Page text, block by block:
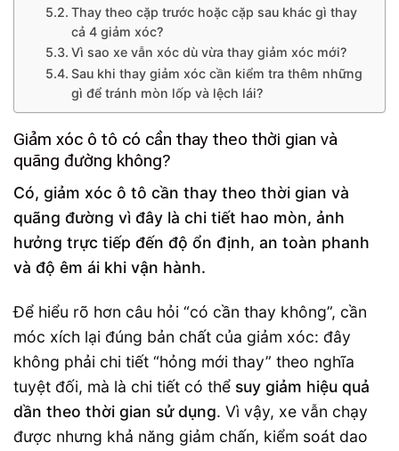
Thay theo cặp trước hoặc cặp sau khác gì thay
cả 4 giảm xóc?
Vì sao xe vẫn xóc dù vừa thay giảm xóc mới?
Sau khi thay giảm xóc cần kiểm tra thêm những
gì để tránh mòn lốp và lệch lái?
Giảm xóc ô tô có cần thay theo thời gian và
quãng đường không?
Có, giảm xóc ô tô cần thay theo thời gian và
quãng đường vì đây là chi tiết hao mòn, ảnh
hưởng trực tiếp đến độ ổn định, an toàn phanh
và độ êm ái khi vận hành.
Để hiểu rõ hơn câu hỏi “có cần thay không”, cần
móc xích lại đúng bản chất của giảm xóc: đây
không phải chi tiết “hỏng mới thay” theo nghĩa
tuyệt đối, mà là chi tiết có thể suy giảm hiệu quả
dần theo thời gian sử dụng. Vì vậy, xe vẫn chạy
được nhưng khả năng giảm chấn, kiểm soát dao